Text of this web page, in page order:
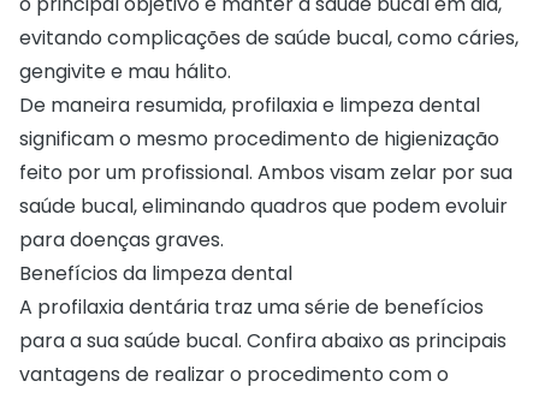
evitando complicações de saúde bucal, como cáries,
gengivite e mau hálito.
De maneira resumida, profilaxia e limpeza dental
significam o mesmo procedimento de higienização
feito por um profissional. Ambos visam zelar por sua
saúde bucal, eliminando quadros que podem evoluir
para doenças graves.
Benefícios da limpeza dental
A profilaxia dentária traz uma série de benefícios
para a sua saúde bucal. Confira abaixo as principais
vantagens de realizar o procedimento com o